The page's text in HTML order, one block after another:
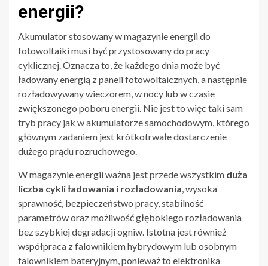
energii?
Akumulator stosowany w magazynie energii do
fotowoltaiki musi być przystosowany do pracy
cyklicznej. Oznacza to, że każdego dnia może być
ładowany energią z paneli fotowoltaicznych, a następnie
rozładowywany wieczorem, w nocy lub w czasie
zwiększonego poboru energii. Nie jest to więc taki sam
tryb pracy jak w akumulatorze samochodowym, którego
głównym zadaniem jest krótkotrwałe dostarczenie
dużego prądu rozruchowego.
W magazynie energii ważna jest przede wszystkim duża
liczba cykli ładowania i rozładowania, wysoka
sprawność, bezpieczeństwo pracy, stabilność
parametrów oraz możliwość głębokiego rozładowania
bez szybkiej degradacji ogniw. Istotna jest również
współpraca z falownikiem hybrydowym lub osobnym
falownikiem bateryjnym, ponieważ to elektronika